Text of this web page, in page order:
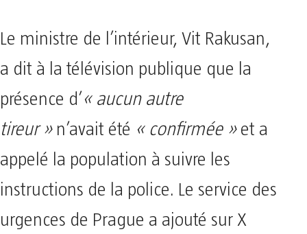
Le ministre de l’intérieur, Vit Rakusan,
a dit à la télévision publique que la
présence d’« aucun autre
tireur »n’avait été « confirmée »et a
appelé la population à suivre les
instructions de la police. Le service des
urgences de Prague a ajouté sur X